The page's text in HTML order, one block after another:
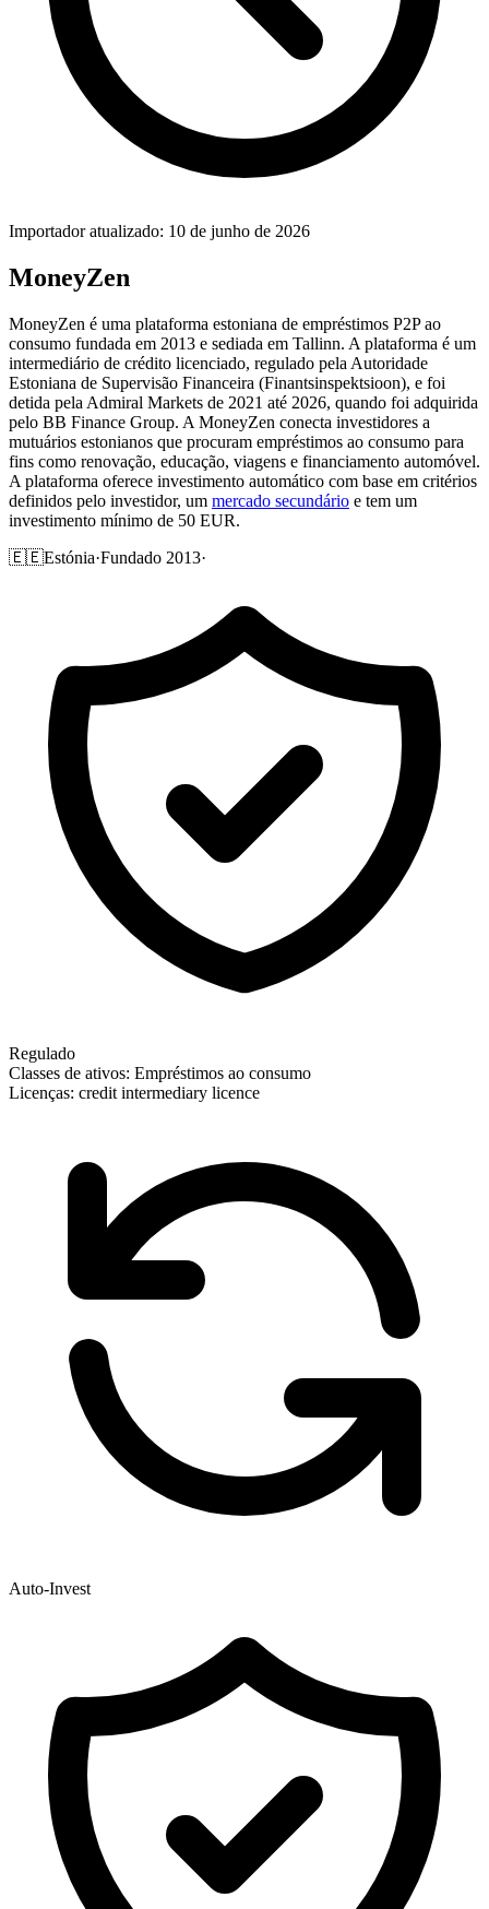
Importador atualizado: 10 de junho de 2026
MoneyZen
MoneyZen é uma plataforma estoniana de empréstimos P2P ao
consumo fundada em 2013 e sediada em Tallinn. A plataforma é um
intermediário de crédito licenciado, regulado pela Autoridade
Estoniana de Supervisão Financeira (Finantsinspektsioon), e foi
detida pela Admiral Markets de 2021 até 2026, quando foi adquirida
pelo BB Finance Group. A MoneyZen conecta investidores a
mutuários estonianos que procuram empréstimos ao consumo para
fins como renovação, educação, viagens e financiamento automóvel.
A plataforma oferece investimento automático com base em critérios
definidos pelo investidor, um mercado secundário e tem um
investimento mínimo de 50 EUR.
🇪🇪Estónia·Fundado 2013·
Regulado
Classes de ativos: Empréstimos ao consumo
Licenças: credit intermediary licence
Auto-Invest